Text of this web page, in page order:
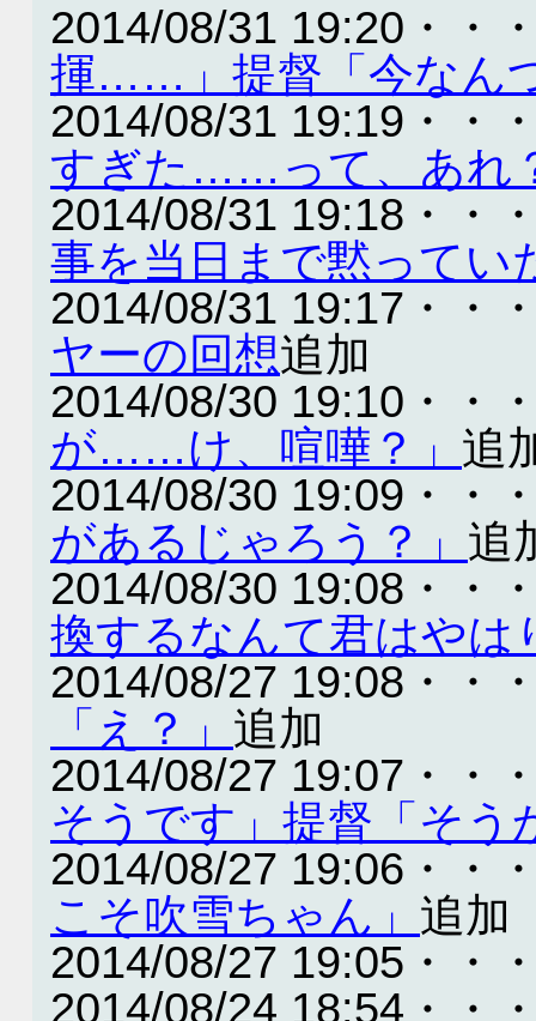
2014/08/31 19:20・・
揮……」提督「今なん
2014/08/31 19:19・・
すぎた……って、あ
2014/08/31 19:18・・
事を当日まで黙ってい
2014/08/31 19:17・・
ヤーの回想追加
2014/08/30 19:10・・
が……け、喧嘩？」 追
2014/08/30 19:09・・
があるじゃろう？」 追
2014/08/30 19:08・・
換するなんて君はやは
2014/08/27 19:08・・
「え？」 追加
2014/08/27 19:07・・
そうです」提督「そう
2014/08/27 19:06・・
こそ吹雪ちゃん」 追加
2014/08/27 19:05・・
2014/08/24 18:54・・